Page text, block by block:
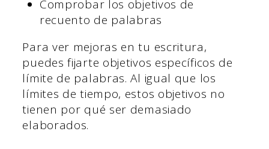
Comprobar los objetivos de
recuento de palabras
Para ver mejoras en tu escritura,
puedes fijarte objetivos específicos de
límite de palabras. Al igual que los
límites de tiempo, estos objetivos no
tienen por qué ser demasiado
elaborados.